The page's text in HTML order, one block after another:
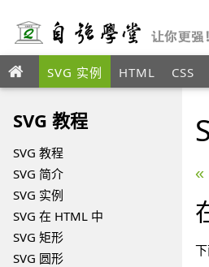
SVG 实例 HTML CSS
SVG 教程
SVG 教程
SVG 简介
SVG 实例
SVG 在 HTML 中
SVG 矩形
SVG 圆形
«